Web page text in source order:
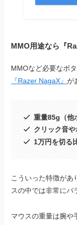
MMO用途なら『
MMOなど必要なボ
『Razer NagaX』が
重量85g（他
クリック音
1万円を切る
こういった特徴があ
スの中では非常にバ
マウスの重量は腕や